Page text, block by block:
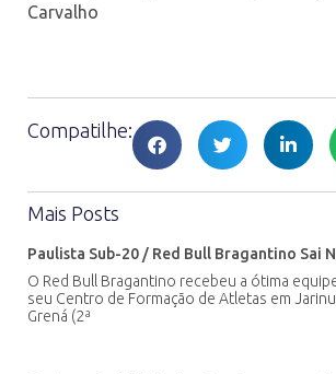
Carvalho
Compatilhe:
Mais Posts
Paulista Sub-20 / Red Bull Bragantino Sai
O Red Bull Bragantino recebeu a ótima
seu Centro de Formação de Atletas em
Grená (2ª